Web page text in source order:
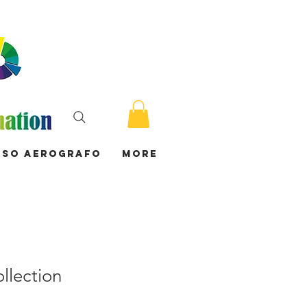
Aerografo More